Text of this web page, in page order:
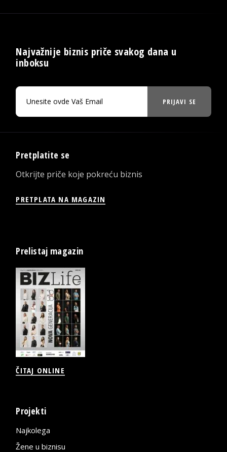
Najvažnije biznis priče svakog dana u
inboksu
PRIJAVI SE
Pretplatite se
Otkrijte priče koje pokreću biznis
PRETPLATA NA MAGAZIN
Prelistaj magazin
ČITAJ ONLINE
Projekti
Najkolega
Žene u biznisu